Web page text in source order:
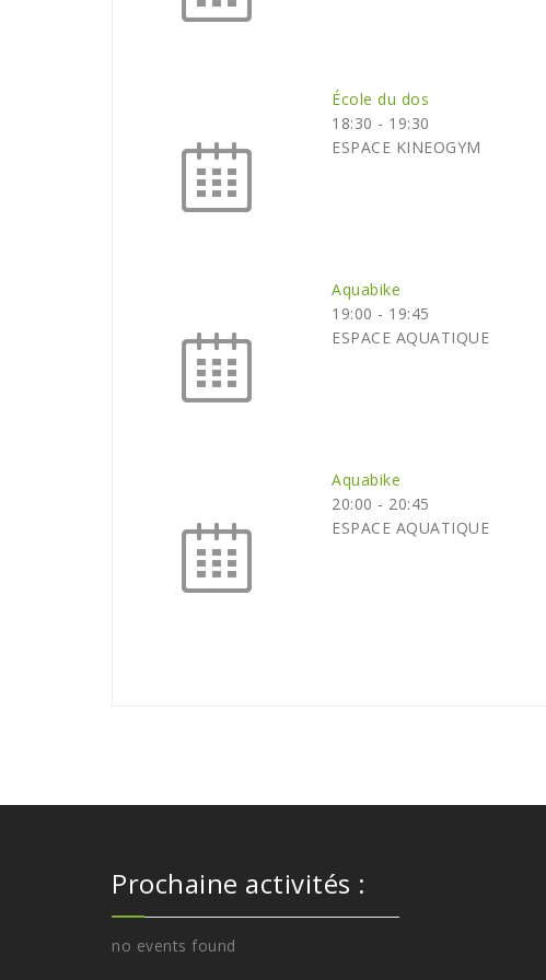
École du dos
18:30 - 19:30
ESPACE KINEOGYM
Aquabike
19:00 - 19:45
ESPACE AQUATIQUE
Aquabike
20:00 - 20:45
ESPACE AQUATIQUE
Prochaine activités :
no events found